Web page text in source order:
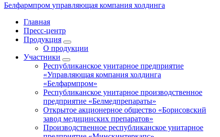
Белфармпром управляющая компания холдинга
Главная
Пресс-центр
Продукция
О продукции
Участники
Республиканское унитарное предприятие
«Управляющая компания холдинга
«Белфармпром»
Республиканское унитарное производственное
предприятие «Белмедпрепараты»
Открытое акционерное общество «Борисовский
завод медицинских препаратов»
Производственное республиканское унитарное